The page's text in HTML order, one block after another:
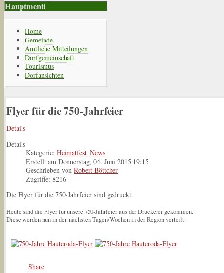
Hauptmenü
Home
Gemeinde
Amtliche Mitteilungen
Dorfgemeinschaft
Tourismus
Dorfansichten
Flyer für die 750-Jahrfeier
Details
Details
Kategorie: Heimatfest_News
Erstellt am Donnerstag, 04. Juni 2015 19:15
Geschrieben von Robert Böttcher
Zugriffe: 8216
Die Flyer für die 750-Jahrfeier sind gedruckt.
Heute sind die Flyer für unsere 750-Jahrfeier aus der Druckerei gekommen.
Diese werden nun in den nächsten Tagen/Wochen in der Region verteilt.
Share